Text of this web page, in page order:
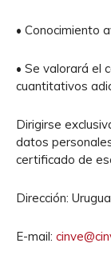
• Conocimiento
• Se valorará el
cuantitativos
Dirigirse
datos
certificado de
Dirección:
E-mail: